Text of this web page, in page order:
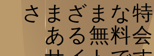
さまざまな
ある無料